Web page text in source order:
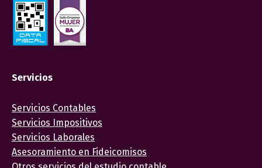
Servicios
Servicios Contables
Servicios Impositivos
Servicios Laborales
Asesoramiento en Fideicomisos